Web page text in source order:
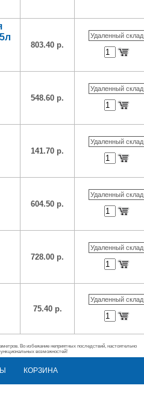
803.40 р.
Удаленный склад
548.60 р.
Удаленный склад
141.70 р.
Удаленный склад
604.50 р.
Удаленный склад
728.00 р.
Удаленный склад
75.40 р.
Удаленный склад
Во избежание неприятных последствий, настоятельно
возможностей!
КОРЗИНА